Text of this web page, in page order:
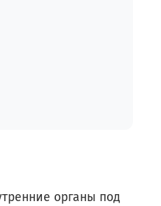
органы под